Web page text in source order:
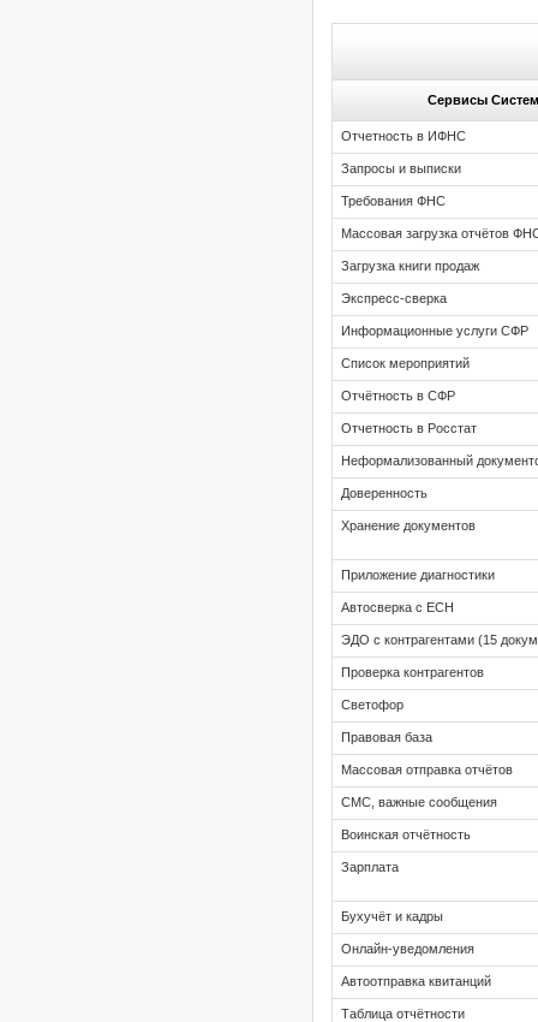
Сервисы
Отчетность в ИФНС
Запросы и выписки
Требования ФНС
Массовая загрузка отчётов
Загрузка книги продаж
Экспресс-сверка
Информационные услуги СФР
Список мероприятий
Отчётность в СФР
Отчетность в Росстат
Неформализованный
Доверенность
Хранение документов
Приложение диагностики
Автосверка с ЕСН
ЭДО с контрагентами (15
Проверка контрагентов
Светофор
Правовая база
Массовая отправка отчётов
СМС, важные сообщения
Воинская отчётность
Зарплата
Бухучёт и кадры
Онлайн-уведомления
Автоотправка квитанций
Таблица отчётности